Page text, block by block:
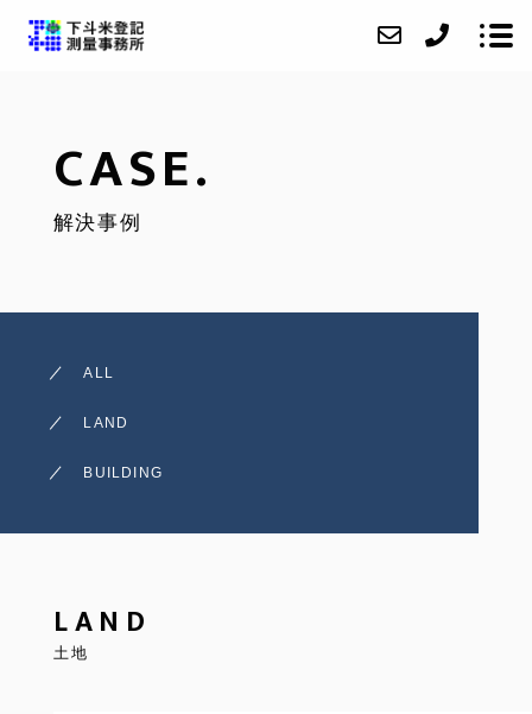
CASE.
解決事例
ALL
LAND
BUILDING
LAND
土地